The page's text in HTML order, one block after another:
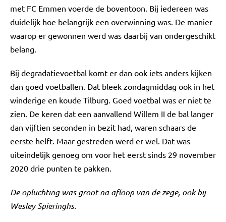
met FC Emmen voerde de boventoon. Bij iedereen was
duidelijk hoe belangrijk een overwinning was. De manier
waarop er gewonnen werd was daarbij van ondergeschikt
belang.
Bij degradatievoetbal komt er dan ook iets anders kijken
dan goed voetballen. Dat bleek zondagmiddag ook in het
winderige en koude Tilburg. Goed voetbal was er niet te
zien. De keren dat een aanvallend Willem II de bal langer
dan vijftien seconden in bezit had, waren schaars de
eerste helft. Maar gestreden werd er wel. Dat was
uiteindelijk genoeg om voor het eerst sinds 29 november
2020 drie punten te pakken.
De opluchting was groot na afloop van de zege, ook bij
Wesley Spieringhs.